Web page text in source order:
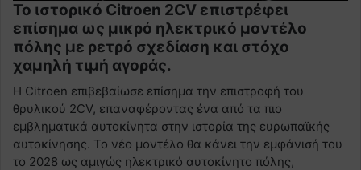
Το ιστορικό Citroen 2CV επιστρέφει
επίσημα ως μικρό ηλεκτρικό μοντέλο
πόλης με ρετρό σχεδίαση και στόχο
χαμηλή τιμή αγοράς.
Η Citroen επιβεβαίωσε επίσημα την επιστροφή του
θρυλικού 2CV, επαναφέροντας ένα από τα πιο
εμβληματικά αυτοκίνητα στην ιστορία της ευρωπαϊκής
αυτοκίνησης. Το νέο μοντέλο θα κάνει την εμφάνισή του
το 2028 ως αμιγώς ηλεκτρικό αυτοκίνητο πόλης,